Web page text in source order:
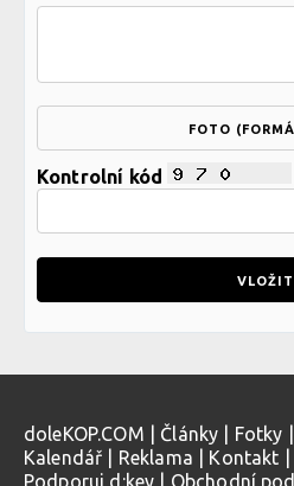
FOTO
Kontrolní kód
doleKOP.COM Články Fotky
Kalendář
Reklama Kontakt
Podporuj d:key
Obchodní